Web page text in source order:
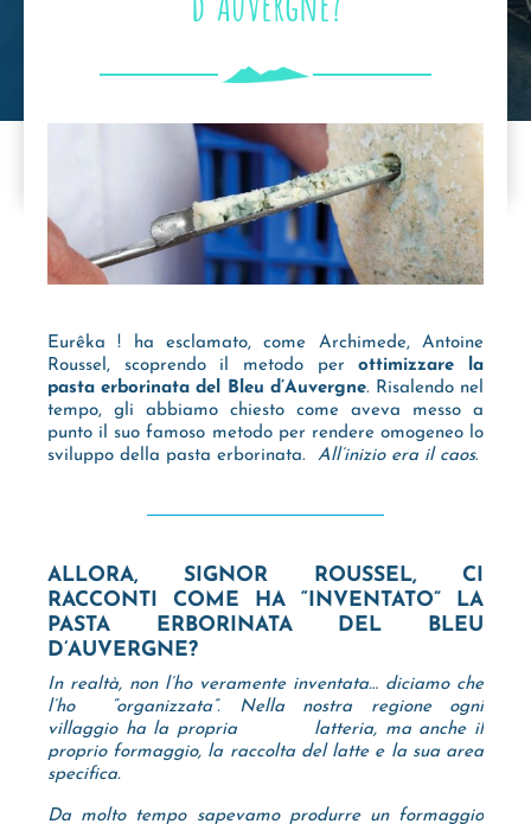
Eurêka ! ha esclamato, come Archimede, Antoine
Roussel, scoprendo il metodo perottimizzare la
pasta erborinata del Bleu d’Auvergne. Risalendo nel
tempo, gli abbiamo chiesto come aveva messo a
punto il suo famoso metodo per rendere omogeneo lo
sviluppo della pasta erborinata. All’inizio era il caos.
ALLORA, SIGNOR ROUSSEL, CI
RACCONTI COME HA “INVENTATO” LA
PASTA ERBORINATA DEL BLEU
D’AUVERGNE?
In realtà, non l’ho veramente inventata… diciamo che
l’ho “organizzata”. Nella nostra regione ogni
villaggio ha la propria latteria, ma anche il
proprio formaggio, la raccolta del latte e la sua area
specifica.
Da molto tempo sapevamo produrre un formaggio